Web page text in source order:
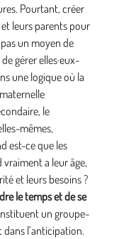
Pourtant, créer
leurs parents pour
un moyen de
gérer elles·eux-
une logique où la
le
mêmes,
est-ce que les
a leur âge,
et leurs besoins ?
le temps et de se
un groupe-
l’anticipation.